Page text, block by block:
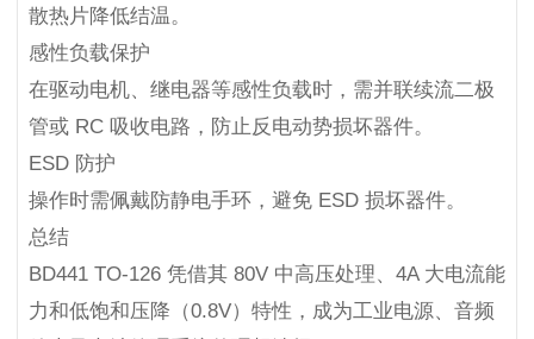
散热片降低结温。
感性负载保护
在驱动电机、继电器等感性负载时，需并联续流二极
管或 RC 吸收电路，防止反电动势损坏器件。
ESD 防护
操作时需佩戴防静电手环，避免 ESD 损坏器件。
总结
BD441 TO-126 凭借其 80V 中高压处理、4A 大电流能
力和低饱和压降（0.8V）特性，成为工业电源、音频